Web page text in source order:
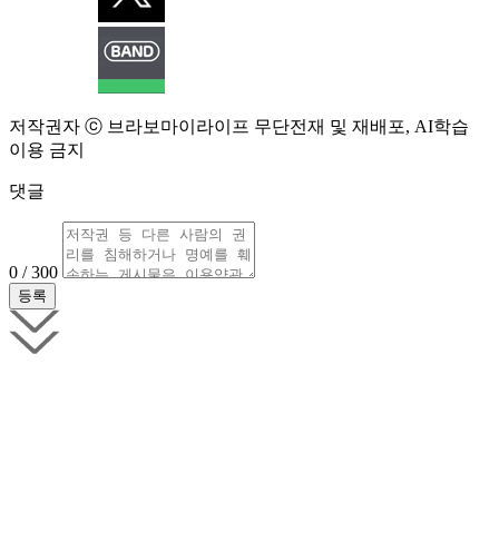
저작권자 ⓒ 브라보마이라이프 무단전재 및 재배포, AI학습
이용 금지
댓글
0 / 300